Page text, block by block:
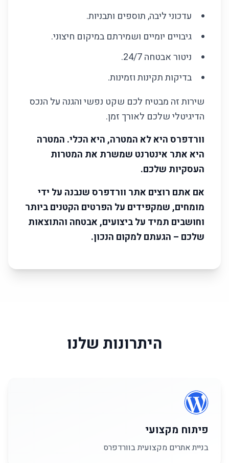
עדכוני ליבה, תוספים ותבניות.
גיבויים יומיים ושמירתם במיקום חיצוני.
ניטור אבטחה 24/7.
בדיקות תקינות וזמינות.
שירות זה מבטיח לכם שקט נפשי והגנה על הנכס
הדיגיטלי שלכם לאורך זמן.
וורדפרס היא לא המטרה, היא הכלי. המטרה
היא אתר אינטרנט שמשרת את המטרות
העסקיות שלכם.
אם אתם רוצים אתר וורדפרס שנבנה על ידי
מומחים, שמקפידים על הפרטים הקטנים ביותר
וחושבים תמיד על ביצועים, אבטחה והתוצאות
שלכם – הגעתם למקום הנכון.
היתרונות שלנו
פיתוח מקצועי
בניית אתרים מקצועית בוורדפרס